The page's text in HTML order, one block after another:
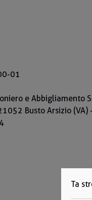
01
e Abbigliamento
Busto Arsizio
Ta